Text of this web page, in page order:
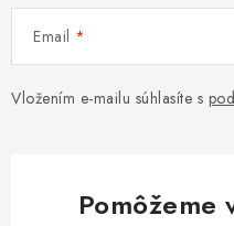
Email
Vložením e-mailu súhlasíte s
Pomôžeme